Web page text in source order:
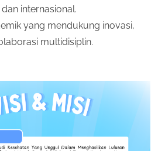
internasional.
yang mendukung inovasi,
multidisiplin.